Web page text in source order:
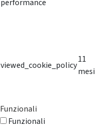
performance
viewed_cookie_policy
11
mesi
Funzionali
Funzionali